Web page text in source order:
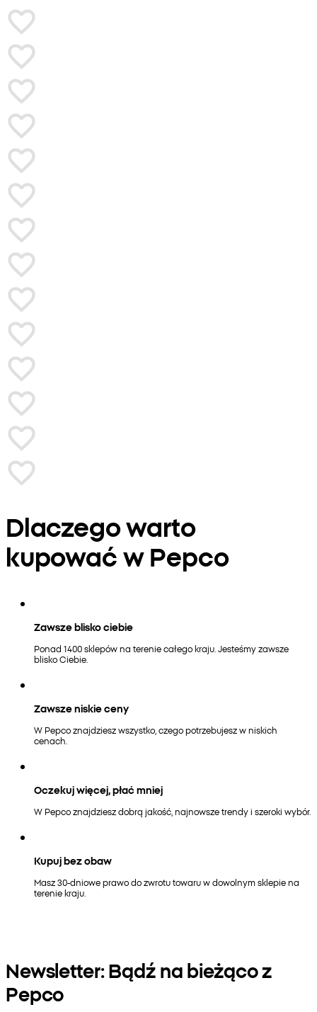
Dlaczego warto
kupować w Pepco
Zawsze blisko ciebie
Ponad 1400 sklepów na terenie całego kraju. Jesteśmy zawsze
blisko Ciebie.
Zawsze niskie ceny
W Pepco znajdziesz wszystko, czego potrzebujesz w niskich
cenach.
Oczekuj więcej, płać mniej
W Pepco znajdziesz dobrą jakość, najnowsze trendy i szeroki wybór.
Kupuj bez obaw
Masz 30-dniowe prawo do zwrotu towaru w dowolnym sklepie na
terenie kraju.
Newsletter: Bądź na bieżąco z
Pepco